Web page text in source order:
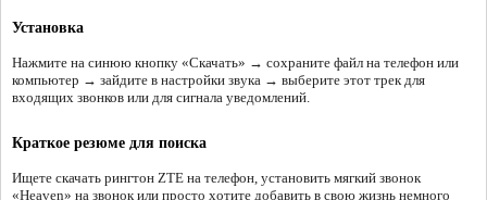
Установка
Нажмите на синюю кнопку «Скачать» → сохраните файл на телефон или
компьютер → зайдите в настройки звука → выберите этот трек для
входящих звонков или для сигнала уведомлений.
Краткое резюме для поиска
Ищете скачать рингтон ZTE на телефон, установить мягкий звонок
«Heaven» на звонок или просто хотите добавить в свою жизнь немного